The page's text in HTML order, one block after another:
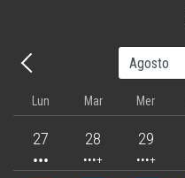
Precedente - Mese
Lun Mar Mer
27
3 events 28
4 events 29
5 events